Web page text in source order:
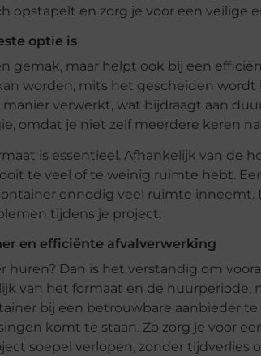
opstapelt en zorg je voor een veilige
optie is
gemak, maar helpt ook bij een
worden, mits het gescheiden
verwerkt, wat bijdraagt aan
omdat je niet zelf meerdere keren
is essentieel. Afhankelijk van de
te veel of te weinig ruimte hebt.
onnodig veel ruimte inneemt.
tijdens je project.
en efficiënte afvalverwerking
huren? Dan is het verstandig om
van het formaat en de huurperiode,
bij een betrouwbare aanbieder
komt te staan. Zo zorg je voor
soepel verlopen, zonder tijdverlies